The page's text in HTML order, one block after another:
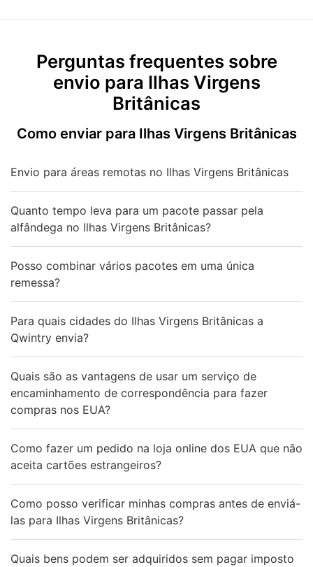
Perguntas frequentes sobre
envio para Ilhas Virgens
Britânicas
Como enviar para Ilhas Virgens Britânicas
Envio para áreas remotas no Ilhas Virgens Britânicas
Quanto tempo leva para um pacote passar pela
alfândega no Ilhas Virgens Britânicas?
Posso combinar vários pacotes em uma única
remessa?
Para quais cidades do Ilhas Virgens Britânicas a
Qwintry envia?
Quais são as vantagens de usar um serviço de
encaminhamento de correspondência para fazer
compras nos EUA?
Como fazer um pedido na loja online dos EUA que não
aceita cartões estrangeiros?
Como posso verificar minhas compras antes de enviá-
las para Ilhas Virgens Britânicas?
Quais bens podem ser adquiridos sem pagar imposto